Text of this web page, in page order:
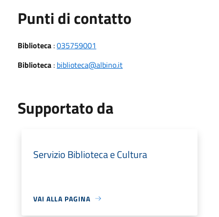
Punti di contatto
Biblioteca :035759001
Biblioteca : biblioteca@albino.it
Supportato da
Servizio Biblioteca e Cultura
VAI ALLA PAGINA